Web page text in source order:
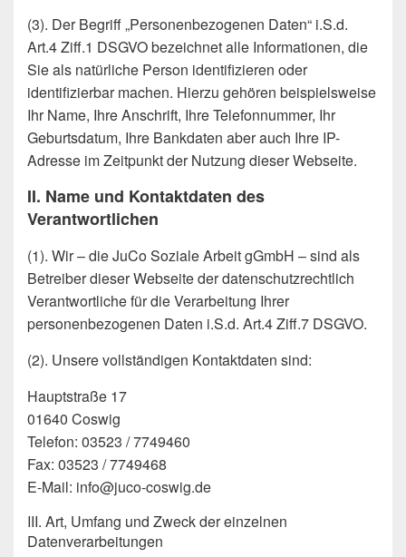
(3). Der Begriff „Personenbezogenen Daten“ i.S.d.
Art.4 Ziff.1 DSGVO bezeichnet alle Informationen, die
Sie als natürliche Person identifizieren oder
identifizierbar machen. Hierzu gehören beispielsweise
Ihr Name, Ihre Anschrift, Ihre Telefonnummer, Ihr
Geburtsdatum, Ihre Bankdaten aber auch Ihre IP-
Adresse im Zeitpunkt der Nutzung dieser Webseite.
II. Name und Kontaktdaten des
Verantwortlichen
(1). Wir – die JuCo Soziale Arbeit gGmbH – sind als
Betreiber dieser Webseite der datenschutzrechtlich
Verantwortliche für die Verarbeitung Ihrer
personenbezogenen Daten i.S.d. Art.4 Ziff.7 DSGVO.
(2). Unsere vollständigen Kontaktdaten sind:
Hauptstraße 17
01640 Coswig
Telefon: 03523 / 7749460
Fax: 03523 / 7749468
E-Mail: info@juco-coswig.de
III. Art, Umfang und Zweck der einzelnen
Datenverarbeitungen